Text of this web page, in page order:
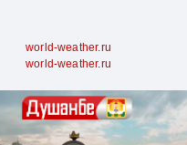
world-weather.ru
world-weather.ru